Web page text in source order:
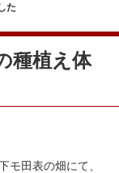
た
種植え体
田表の畑にて、